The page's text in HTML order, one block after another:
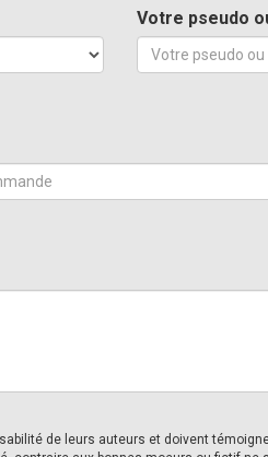
Votre pseudo
de leurs auteurs et doivent